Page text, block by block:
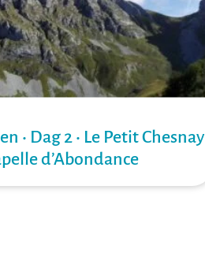
• Dag 2 • Le Petit Chesnay
d’Abondance